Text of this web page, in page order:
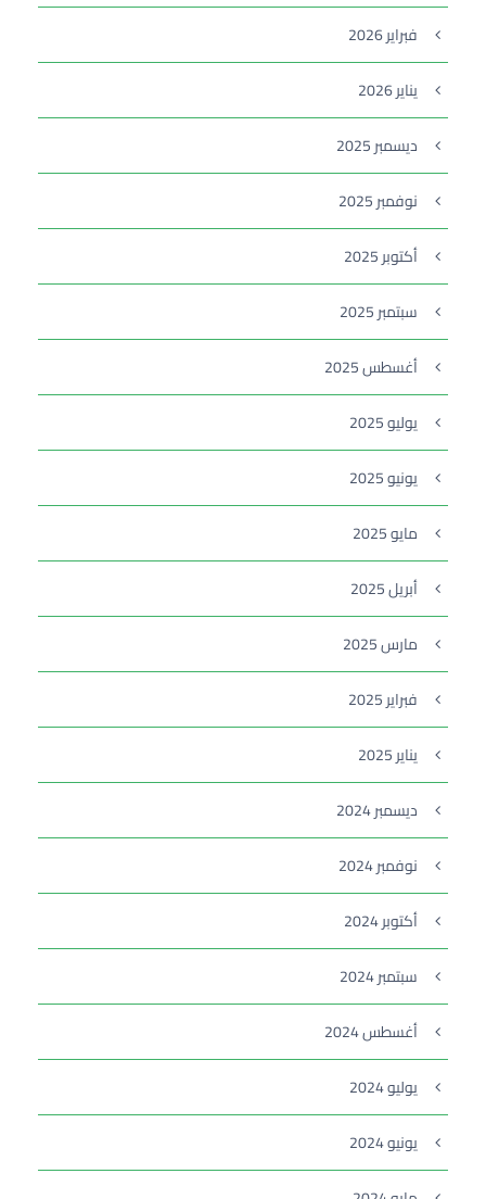
فبراير 2026
يناير 2026
ديسمبر 2025
نوفمبر 2025
أكتوبر 2025
سبتمبر 2025
أغسطس 2025
يوليو 2025
يونيو 2025
مايو 2025
أبريل 2025
مارس 2025
فبراير 2025
يناير 2025
ديسمبر 2024
نوفمبر 2024
أكتوبر 2024
سبتمبر 2024
أغسطس 2024
يوليو 2024
يونيو 2024